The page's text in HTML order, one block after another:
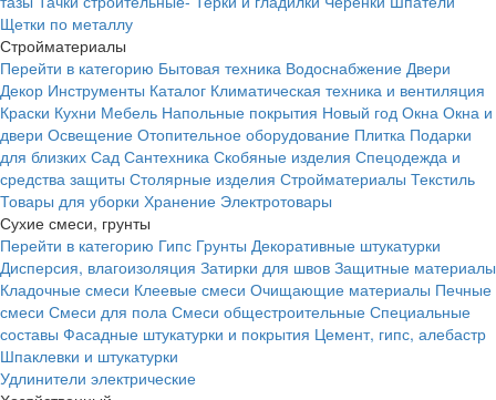
Щетки по металлу
Стройматериалы
Перейти в категорию Бытовая техника Водоснабжение Двери
Декор Инструменты Каталог Климатическая техника и вентиляция
Краски Кухни Мебель Напольные покрытия Новый год Окна Окна и
двери Освещение Отопительное оборудование Плитка Подарки
для близких Сад Сантехника Скобяные изделия Спецодежда и
средства защиты Столярные изделия Стройматериалы Текстиль
Товары для уборки Хранение Электротовары
Сухие смеси, грунты
Перейти в категорию Гипс Грунты Декоративные штукатурки
Дисперсия, влагоизоляция Затирки для швов Защитные материалы
Кладочные смеси Клеевые смеси Очищающие материалы Печные
смеси Смеси для пола Смеси общестроительные Специальные
составы Фасадные штукатурки и покрытия Цемент, гипс, алебастр
Шпаклевки и штукатурки
Удлинители электрические